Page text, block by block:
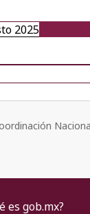
2025
es gob.mx?